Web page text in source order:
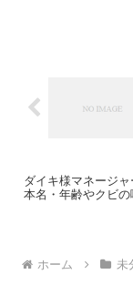
ダイキ様マネージ
本名・年齢やクビの
ホーム 未